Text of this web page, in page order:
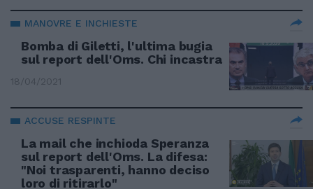
MANOVRE E INCHIESTE
Bomba di Giletti, l'ultima bugia
sul report dell'Oms. Chi incastra
18/04/2021
ACCUSE RESPINTE
La mail che inchioda Speranza
sul report dell'Oms. La difesa:
"Noi trasparenti, hanno deciso
loro di ritirarlo"